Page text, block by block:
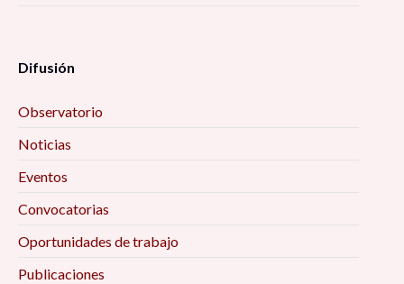
Difusión
Observatorio
Noticias
Eventos
Convocatorias
Oportunidades de trabajo
Publicaciones